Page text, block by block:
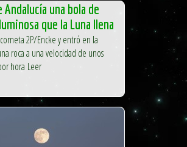
una bola de
que la Luna llena
2P/Encke y entró en la
roca a una velocidad de unos
hora Leer